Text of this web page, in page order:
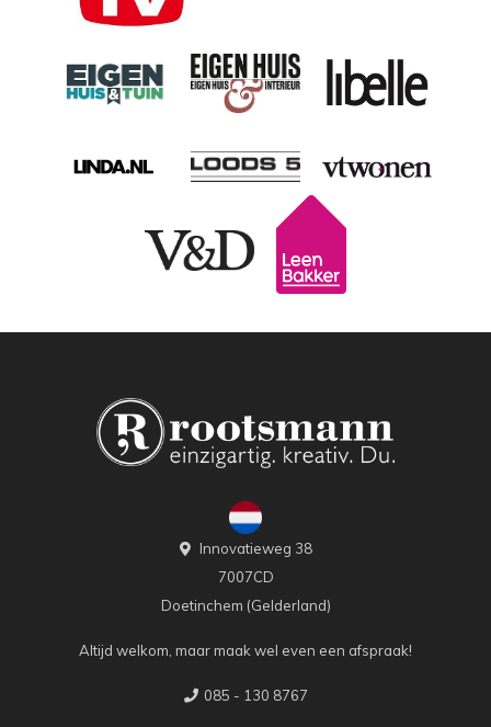
Innovatieweg 38
7007CD
Doetinchem (Gelderland)
Altijd welkom, maar maak wel even een afspraak!
085 - 130 8767